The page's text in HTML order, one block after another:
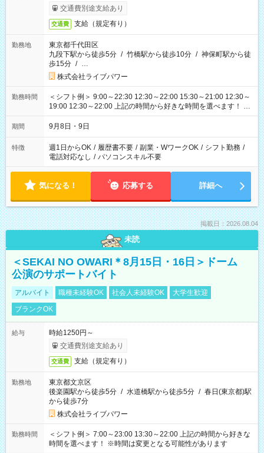
交通費別途支給あり
交通費 支給（規定有り）
勤務地
東京都千代田区
九段下駅から徒歩5分 / 竹橋駅から徒歩10分 / 神保町駅から徒
歩15分 / …
株式会社ライブパワー
勤務時間
＜シフト例＞ 9:00～22:30 12:30～22:00 15:30～21:00 12:30～
19:00 12:30～22:00 上記の時間から好きな時間を選べます！ ※
時間は変更となる可能性があります
期間 9月8日・9日
特徴 週1日からOK / 履歴書不要 / 副業・WワークOK / シフト勤務 /
電話対応なし / パソコンスキル不要
気になる！ 応募する 詳細へ
掲載日：2026.08.04
未読
＜SEKAI NO OWARI＊8月15日・16日＞ドーム
公演のサポートバイト
アルバイト 職種未経験OK 社会人未経験OK
大学生歓迎
ブランクOK
給与
時給1250円～
交通費別途支給あり
交通費 支給（規定有り）
勤務地
東京都文京区
後楽園駅から徒歩5分 / 水道橋駅から徒歩5分 / 春日(東京都)駅
から徒歩7分
株式会社ライブパワー
勤務時間
＜シフト例＞ 7:00～23:00 13:30～22:00 上記の時間から好きな
時間を選べます！ ※時間は変更となる可能性があります